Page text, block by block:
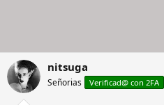
nitsuga
Señorias Verificad@ con 2FA